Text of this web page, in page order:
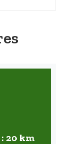
: 20 km